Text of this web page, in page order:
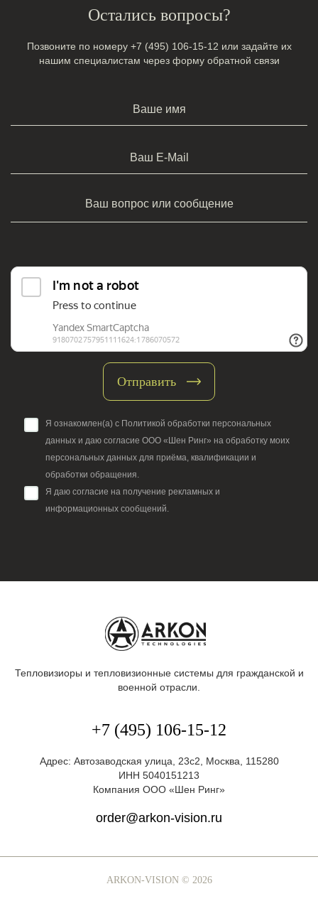
Остались вопросы?
Позвоните по номеру +7 (495) 106-15-12 или задайте их
нашим специалистам через форму обратной связи
Отправить
Я ознакомлен(а) с Политикой обработки персональных
данных и даю согласие ООО «Шен Ринг» на обработку моих
персональных данных для приёма, квалификации и
обработки обращения.
Я даю согласие на получение рекламных и
информационных сообщений.
Тепловизиоры и тепловизионные системы для гражданской и
военной отрасли.
+7 (495) 106-15-12
Адрес: Автозаводская улица, 23с2, Москва, 115280
ИНН 5040151213
Компания ООО «Шен Ринг»
order@arkon-vision.ru
ARKON-VISION © 2026